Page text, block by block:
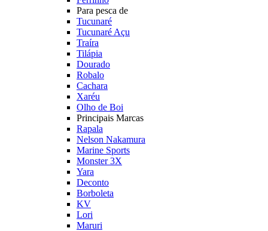
Para pesca de
Tucunaré
Tucunaré Açu
Traíra
Tilápia
Dourado
Robalo
Cachara
Xaréu
Olho de Boi
Principais Marcas
Rapala
Nelson Nakamura
Marine Sports
Monster 3X
Yara
Deconto
Borboleta
KV
Lori
Maruri